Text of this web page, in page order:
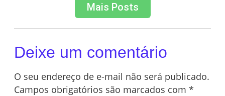
Mais Posts
Deixe um comentário
O seu endereço de e-mail não será publicado.
Campos obrigatórios são marcados com *